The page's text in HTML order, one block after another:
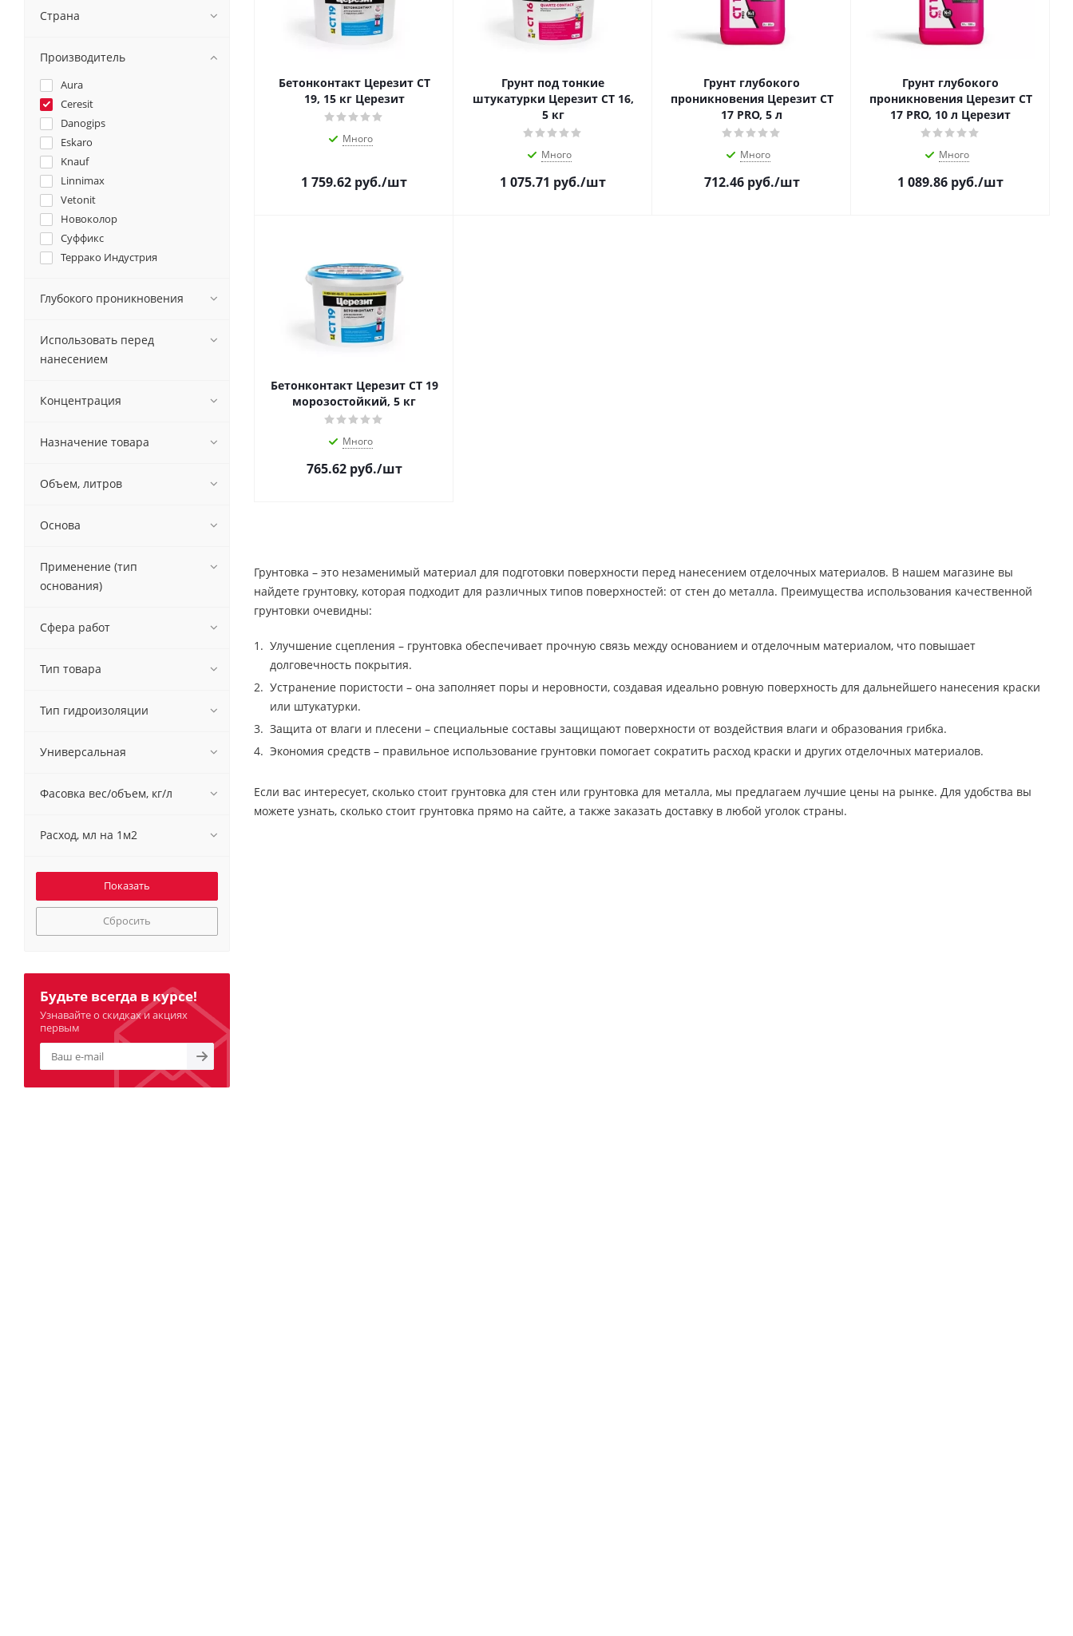
Бетонконтакт Церезит CT
19, 15 кг Церезит
Много
1 759.62 руб./шт
Грунт под тонкие
штукатурки Церезит СТ 16,
5 кг
Много
1 075.71 руб./шт
Грунт глубокого
проникновения Церезит CT
17 PRO, 5 л
Много
712.46руб./шт
Грунт глубокого
проникновения Церезит CT
17 PRO, 10 л Церезит
Много
1 089.86 руб./шт
Бетонконтакт Церезит CT 19
морозостойкий, 5 кг
Много
765.62руб./шт
Грунтовка – это незаменимый материал для подготовки поверхности перед нанесением отделочных материалов. В нашем магазине вы
найдете грунтовку, которая подходит для различных типов поверхностей: от стен до металла. Преимущества использования качественной
грунтовки очевидны:
Улучшение сцепления – грунтовка обеспечивает прочную связь между основанием и отделочным материалом, что повышает
долговечность покрытия.
Устранение пористости – она заполняет поры и неровности, создавая идеально ровную поверхность для дальнейшего нанесения краски
или штукатурки.
Защита от влаги и плесени – специальные составы защищают поверхности от воздействия влаги и образования грибка.
Экономия средств – правильное использование грунтовки помогает сократить расход краски и других отделочных материалов.
Если вас интересует, сколько стоит грунтовка для стен или грунтовка для металла, мы предлагаем лучшие цены на рынке. Для удобства вы
можете узнать, сколько стоит грунтовка прямо на сайте, а также заказать доставку в любой уголок страны.
Страна
Производитель
Aura
Ceresit
Danogips
Eskaro
Knauf
Linnimax
Vetonit
Новоколор
Суффикс
Террако Индустрия
Глубокого проникновения
Использовать перед
нанесением
Концентрация
Назначение товара
Объем, литров
Основа
Применение (тип
основания)
Сфера работ
Тип товара
Тип гидроизоляции
Универсальная
Фасовка вес/объем, кг/л
Расход, мл на 1м2
Сбросить
Будьте всегда в курсе!
Узнавайте о скидках и акциях
первым